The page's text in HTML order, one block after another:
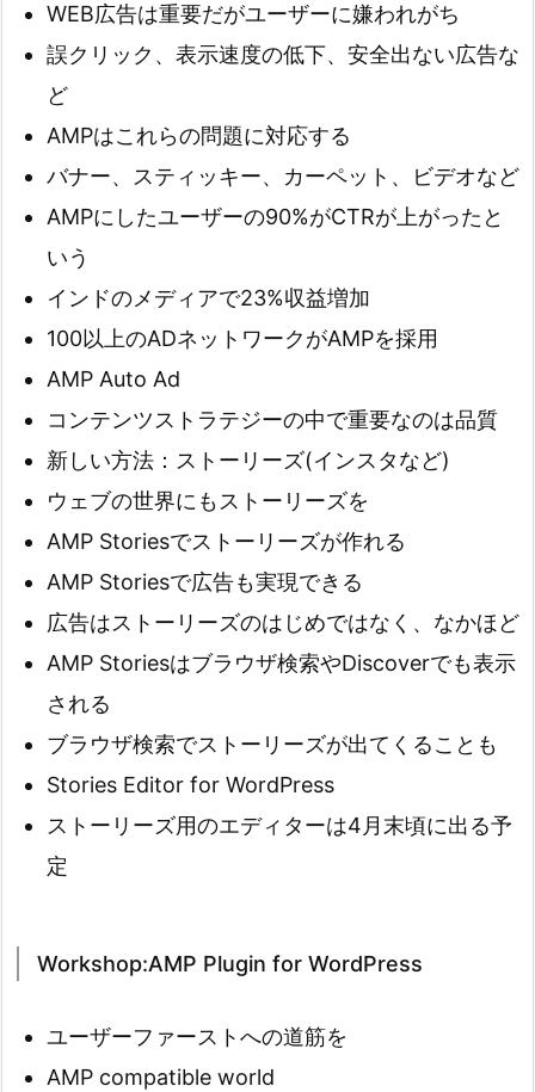
WEB広告は重要だがユーザーに嫌われがち
誤クリック、表示速度の低下、安全出ない広告な
ど
AMPはこれらの問題に対応する
バナー、スティッキー、カーペット、ビデオなど
AMPにしたユーザーの90%がCTRが上がったと
いう
インドのメディアで23%収益増加
100以上のADネットワークがAMPを採用
AMP Auto Ad
コンテンツストラテジーの中で重要なのは品質
新しい方法：ストーリーズ(インスタなど)
ウェブの世界にもストーリーズを
AMP Storiesでストーリーズが作れる
AMP Storiesで広告も実現できる
広告はストーリーズのはじめではなく、なかほど
AMP Storiesはブラウザ検索やDiscoverでも表示
される
ブラウザ検索でストーリーズが出てくることも
Stories Editor for WordPress
ストーリーズ用のエディターは4月末頃に出る予
定
Workshop:AMP Plugin for WordPress
ユーザーファーストへの道筋を
AMP compatible world